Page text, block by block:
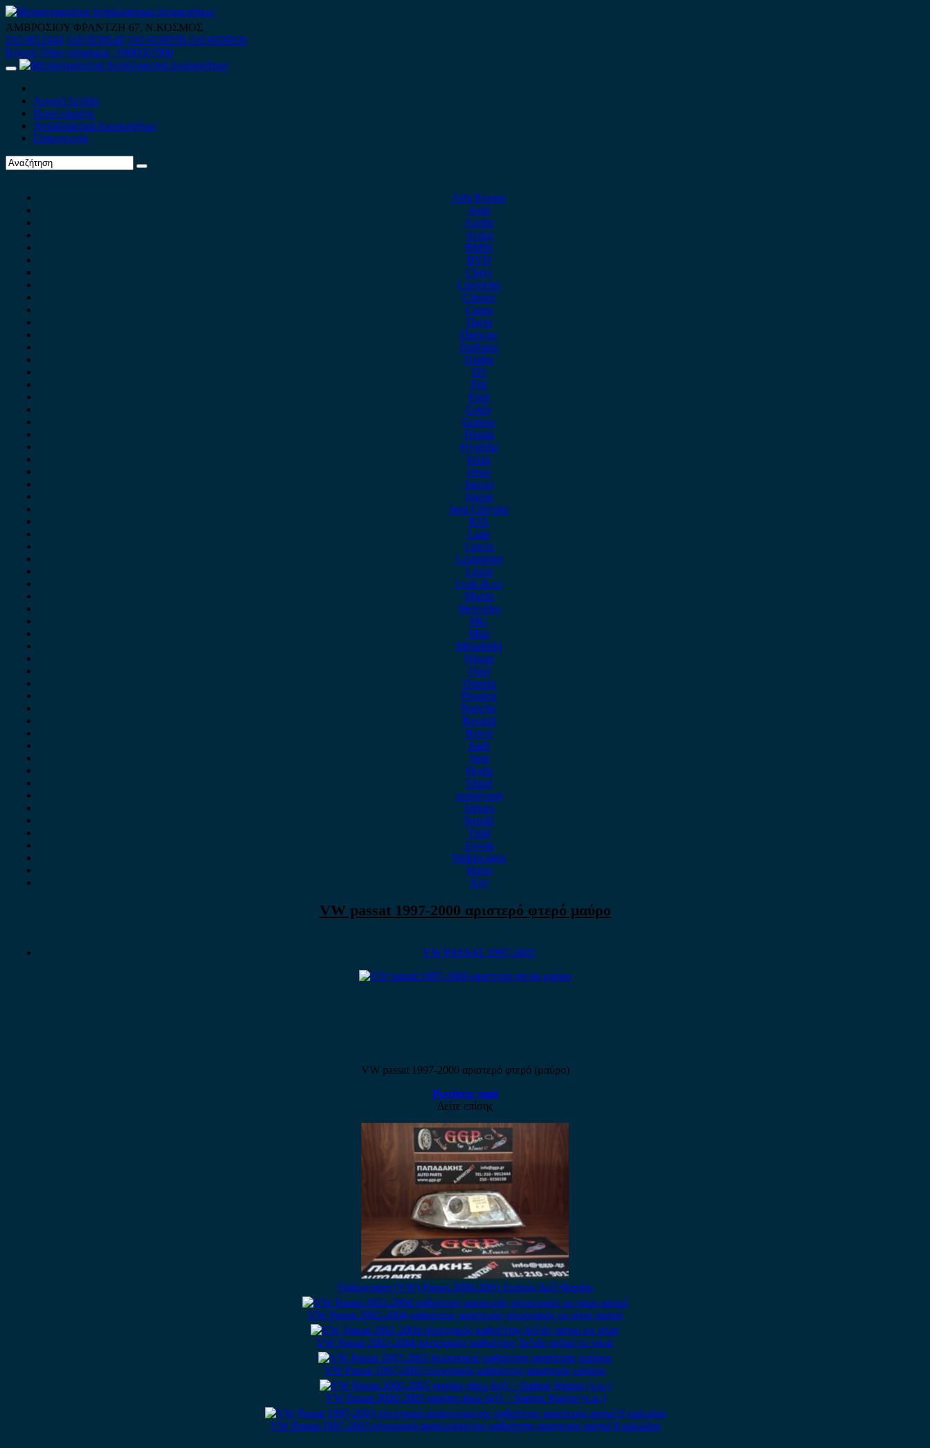
Skip
to
content
ΑΜΒΡΟΣΙΟΥ ΦΡΑΝΤΖΗ 67, Ν.ΚΟΣΜΟΣ
210 9012444 210 9239148 210 9238158 210 9026839
Κινητό-Viber-whatsapp : 6980507900
Primary
Αρχική Σελίδα
Ποιοί είμαστε
Ανταλλακτικά Αυτοκινήτων
Επικοινωνία
Alfa Romeo
Audi
Austin
Acura
BMW
BYD
Chery
Chevrolet
Citroen
Cupra
Dacia
Daewoo
Daihatsu
Dodge
DS
Fiat
Ford
Geely
Gonow
Honda
Hyundai
Isuzu
iveco
Jaecoo
Jaguar
Jeep Chrysler
KIA
Lada
Lancia
Leapmotor
Lexus
Lynk & co
Mazda
Mercedes
MG
Mini
Mitsubishi
Nissan
Opel
Omoda
Peugeot
Porsche
Renault
Rover
Saab
Seat
Skoda
Smart
ssangyong
Subaru
Suzuki
Tesla
Toyota
Volkswagen
Volvo
Xev
VW passat 1997-2000 αριστερό φτερό μαύρο
VW PASSAT 1997-2005
VW passat 1997-2000 αριστερό φτερό (μαύρο)
Ρωτήστε τιμή
Δείτε επίσης
Volkswagen (VW) Passat 2000-2005 Εμπρός Δεξί Φανάρι
VW Passat 2002-2004 καθρέπτης αριστερός ηλεκτρικός με φλας ασημί
VW Passat 2002-2004 ηλεκτρικός καθρέπτης δεξιός ασημί με φλας
VW Passat 1997-2003 ηλεκτρικός καθρέπτης αριστερός μαύρος
VW Passat 2000-2005 φανάρι πίσω δεξί – Station Wagon (s.w.)
VW Passat 1997-2003 ηλεκτρικά ανακλινόμενος καθρέπτης αριστερός ασημί 9 καλώδια